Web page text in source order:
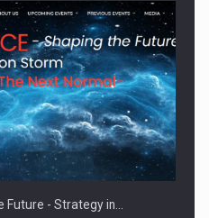
of Protein Demand
Future - Strategy in…